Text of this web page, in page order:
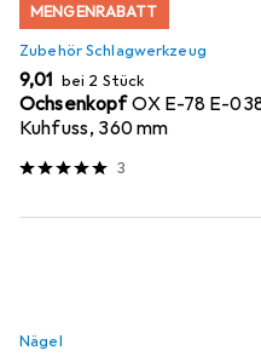
MENGENRABATT
Zubehör Schlagwerkzeug
EUR
9,01 bei 2 Stück
OchsenkopfOX E-78 E-
Kuhfuss, 360 mm
3
Nägel